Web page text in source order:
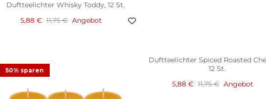
Duftteelichter Whisky Toddy, 12 St.
5,88 € 11,75 € Angebot
Duftteelichter Spiced Roasted
12 St.
5,88 € 11,75 € Angebot
50% sparen